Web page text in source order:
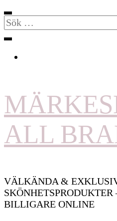
Sök
efter:
ALL
VÄLKÄNDA &
BILLIGARE ONLINE